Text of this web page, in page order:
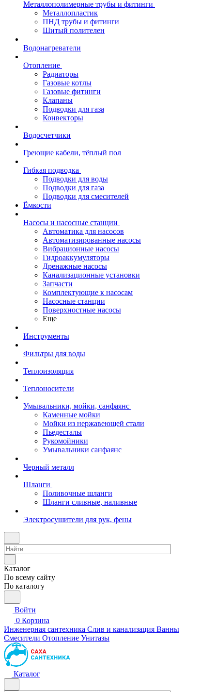
Металлополимерные трубы и фитинги
Металлопластик
ПНД трубы и фитинги
Шитый полителен
Водонагреватели
Отопление
Радиаторы
Газовые котлы
Газовые фитинги
Клапаны
Подводки для газа
Конвекторы
Водосчетчики
Греющие кабели, тёплый пол
Гибкая подводка
Подводки для воды
Подводки для газа
Подводки для смесителей
Ёмкости
Насосы и насосные станции
Автоматика для насосов
Автоматизированные насосы
Вибрационные насосы
Гидроаккумуляторы
Дренажные насосы
Канализационные установки
Запчасти
Комплектующие к насосам
Насосные станции
Поверхностные насосы
Еще
Инструменты
Фильтры для воды
Теплоизоляция
Теплоносители
Умывальники, мойки, санфаянс
Каменные мойки
Мойки из нержавеющей стали
Пьедесталы
Рукомойники
Умывальники санфаянс
Черный металл
Шланги
Поливочные шланги
Шланги сливные, наливные
Электросушители для рук, фены
Каталог
По всему сайту
По каталогу
Войти
0 Корзина
Инженерная сантехника Слив и канализация Ванны
Смесители Отопление Унитазы
Каталог